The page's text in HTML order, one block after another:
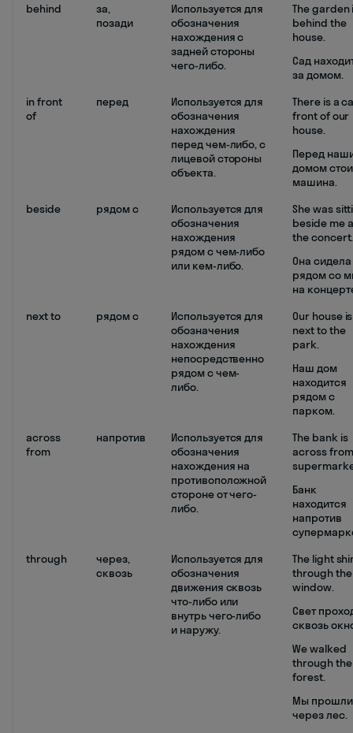
behind
за,
позади
Используется для
обозначения
нахождения с
задней стороны
чего-либо.
The garden
behind the
house.
Сад
за домом.
in front
of
перед
Используется для
обозначения
нахождения
перед чем-либо, с
лицевой стороны
объекта.
There is a
front of our
house.
Перед
домом
машина.
beside
рядом с
Используется для
обозначения
нахождения
рядом с чем-либо
или кем-либо.
She was
beside me
the concert.
Она сидела
рядом со
на
next to
рядом с
Используется для
обозначения
нахождения
непосредственно
рядом с чем-
либо.
Our house is
next to the
park.
Наш дом
находится
рядом с
парком.
across
from
напротив
Используется для
обозначения
нахождения на
противоположной
стороне от чего-
либо.
The bank is
across
Банк
находится
напротив
through
через,
сквозь
Используется для
обозначения
движения сквозь
что-либо или
внутрь чего-либо
и наружу.
The light
through the
window.
Свет
сквозь
We walked
through the
forest.
Мы прошли
через лес.